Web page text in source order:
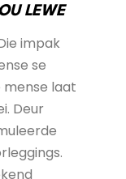
LEWE
impak
se
mense laat
Deur